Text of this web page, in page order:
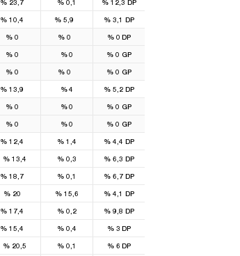
% 23,7 % 0,1 % 12,3 DP
% 10,4 % 5,9 % 3,1 DP
%0
2
%0 %0DP
%0 %0 % 0 GP
%0 %0 % 0 GP
% 13,9 %4 % 5,2 DP
%0
2
%0 % 0 GP
%0 %0 % 0 GP
% 12,4 % 1,4 % 4,4 DP
% 13,4 % 0,3 % 6,3 DP
% 18,7 % 0,1 % 6,7 DP
%20 % 15,6 % 4,1 DP
% 17,4 % 0,2 % 9,8 DP
% 15,4 % 0,4 %3DP
% 20,5 % 0,1 %6DP
1